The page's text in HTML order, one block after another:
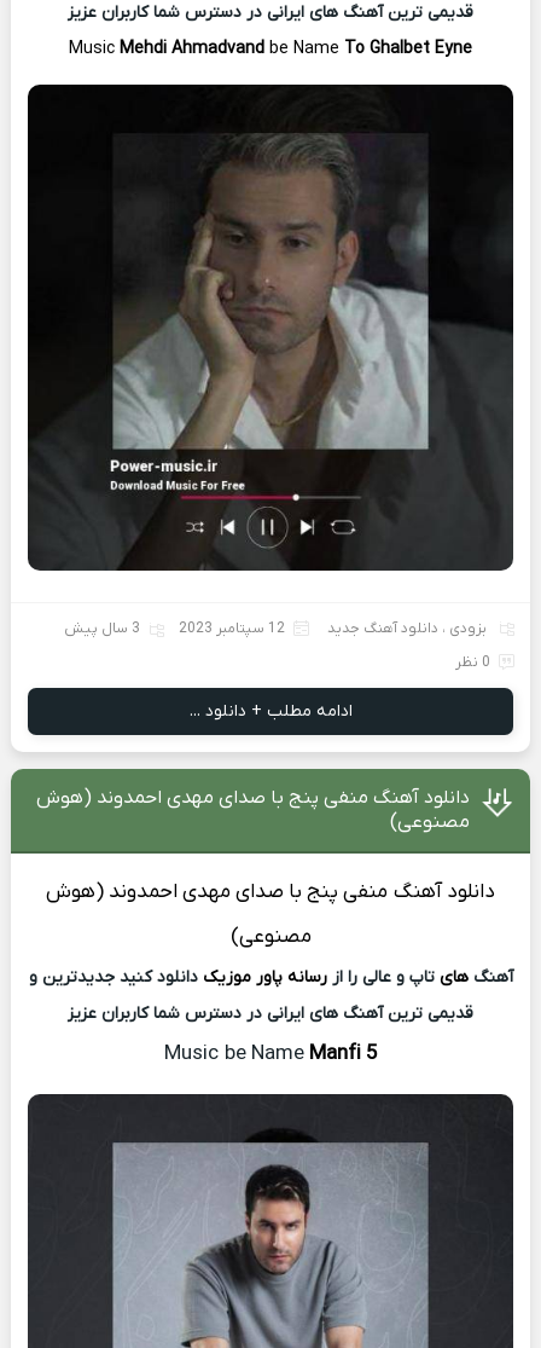
قدیمی ترین آهنگ های ایرانی در دسترس شما کاربران عزیز
Music Mehdi Ahmadvand be Name To Ghalbet Eyne
بزودی ، دانلود آهنگ جدید 12 سپتامبر 2023
3 سال پیش
0 نظر
ادامه مطلب + دانلود ...
دانلود آهنگ منفی پنج با صدای مهدی احمدوند (هوش
مصنوعی)
دانلود آهنگ منفی پنج با صدای مهدی احمدوند (هوش
مصنوعی)
آهنگهای تاپ و عالی را ازرسانه پاور موزیک دانلود کنید جدیدترین و
قدیمی ترین آهنگ های ایرانی در دسترس شما کاربران عزیز
Music be NameManfi 5